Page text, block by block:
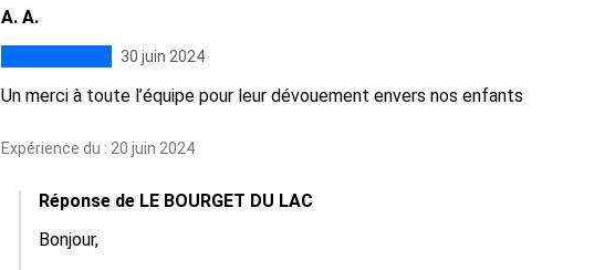
A. A.
30 juin 2024
Un merci à toute l’équipe pour leur dévouement envers nos enfants
Expérience du : 20 juin 2024
Réponse de LE BOURGET DU LAC
Bonjour,